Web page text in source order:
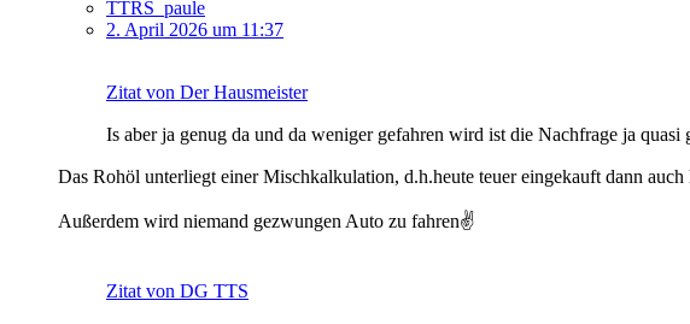
TTRS_paule
2. April 2026 um 11:37
Zitat von Der Hausmeister
Is aber ja genug da und da weniger gefahren wird ist die Nachfrage ja quasi
Das Rohöl unterliegt einer Mischkalkulation, d.h.heute teuer eingekauft dann
Außerdem wird niemand gezwungen Auto zu fahren✌️
Zitat von DG TTS